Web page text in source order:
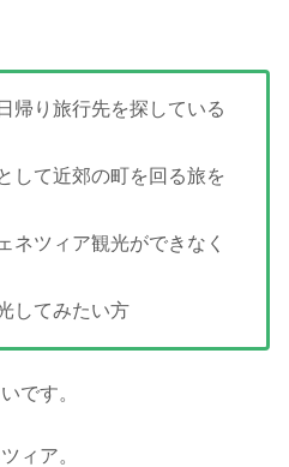
帰り旅行先を探している
して近郊の町を回る旅を
ネツィア観光ができなく
してみたい方
です。
ィア。